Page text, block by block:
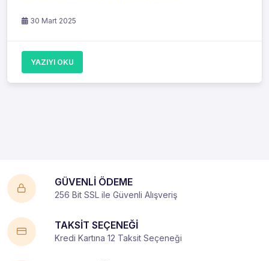
30 Mart 2025
YAZIYI OKU
GÜVENLİ ÖDEME
256 Bit SSL ile Güvenli Alışveriş
TAKSİT SEÇENEĞİ
Kredi Kartına 12 Taksit Seçeneği